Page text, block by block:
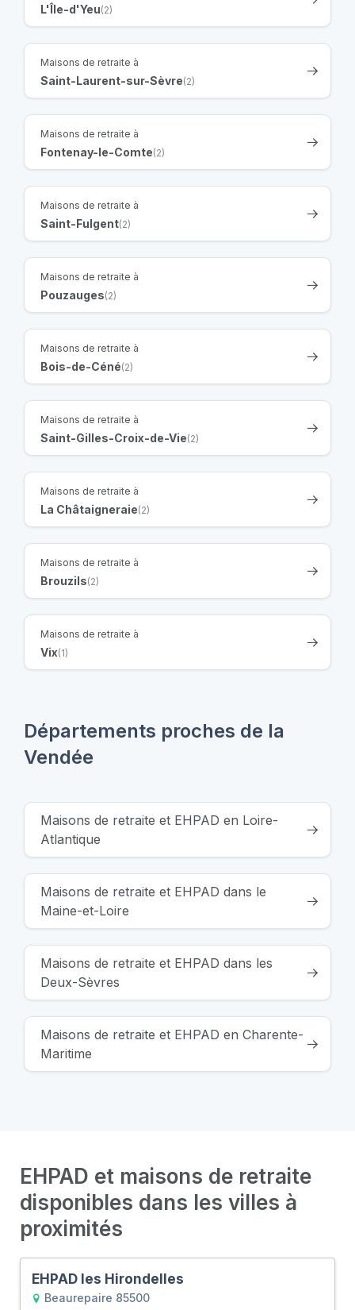
L'Île-d'Yeu(2)
Maisons de retraite à
Saint-Laurent-sur-Sèvre(2)
Maisons de retraite à
Fontenay-le-Comte(2)
Maisons de retraite à
Saint-Fulgent(2)
Maisons de retraite à
Pouzauges(2)
Maisons de retraite à
Bois-de-Céné(2)
Maisons de retraite à
Saint-Gilles-Croix-de-Vie(2)
Maisons de retraite à
La Châtaigneraie(2)
Maisons de retraite à
Brouzils(2)
Maisons de retraite à
Vix(1)
Départements proches de la
Vendée
Maisons de retraite et EHPAD en Loire-
Atlantique
Maisons de retraite et EHPAD dans le
Maine-et-Loire
Maisons de retraite et EHPAD dans les
Deux-Sèvres
Maisons de retraite et EHPAD en Charente-
Maritime
EHPAD et maisons de retraite
disponibles dans les villes à
proximités
EHPAD les Hirondelles
Beaurepaire 85500